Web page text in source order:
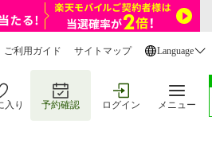
ご利用ガイド サイトマップ Language
入り 予約確認 ログイン メニュー